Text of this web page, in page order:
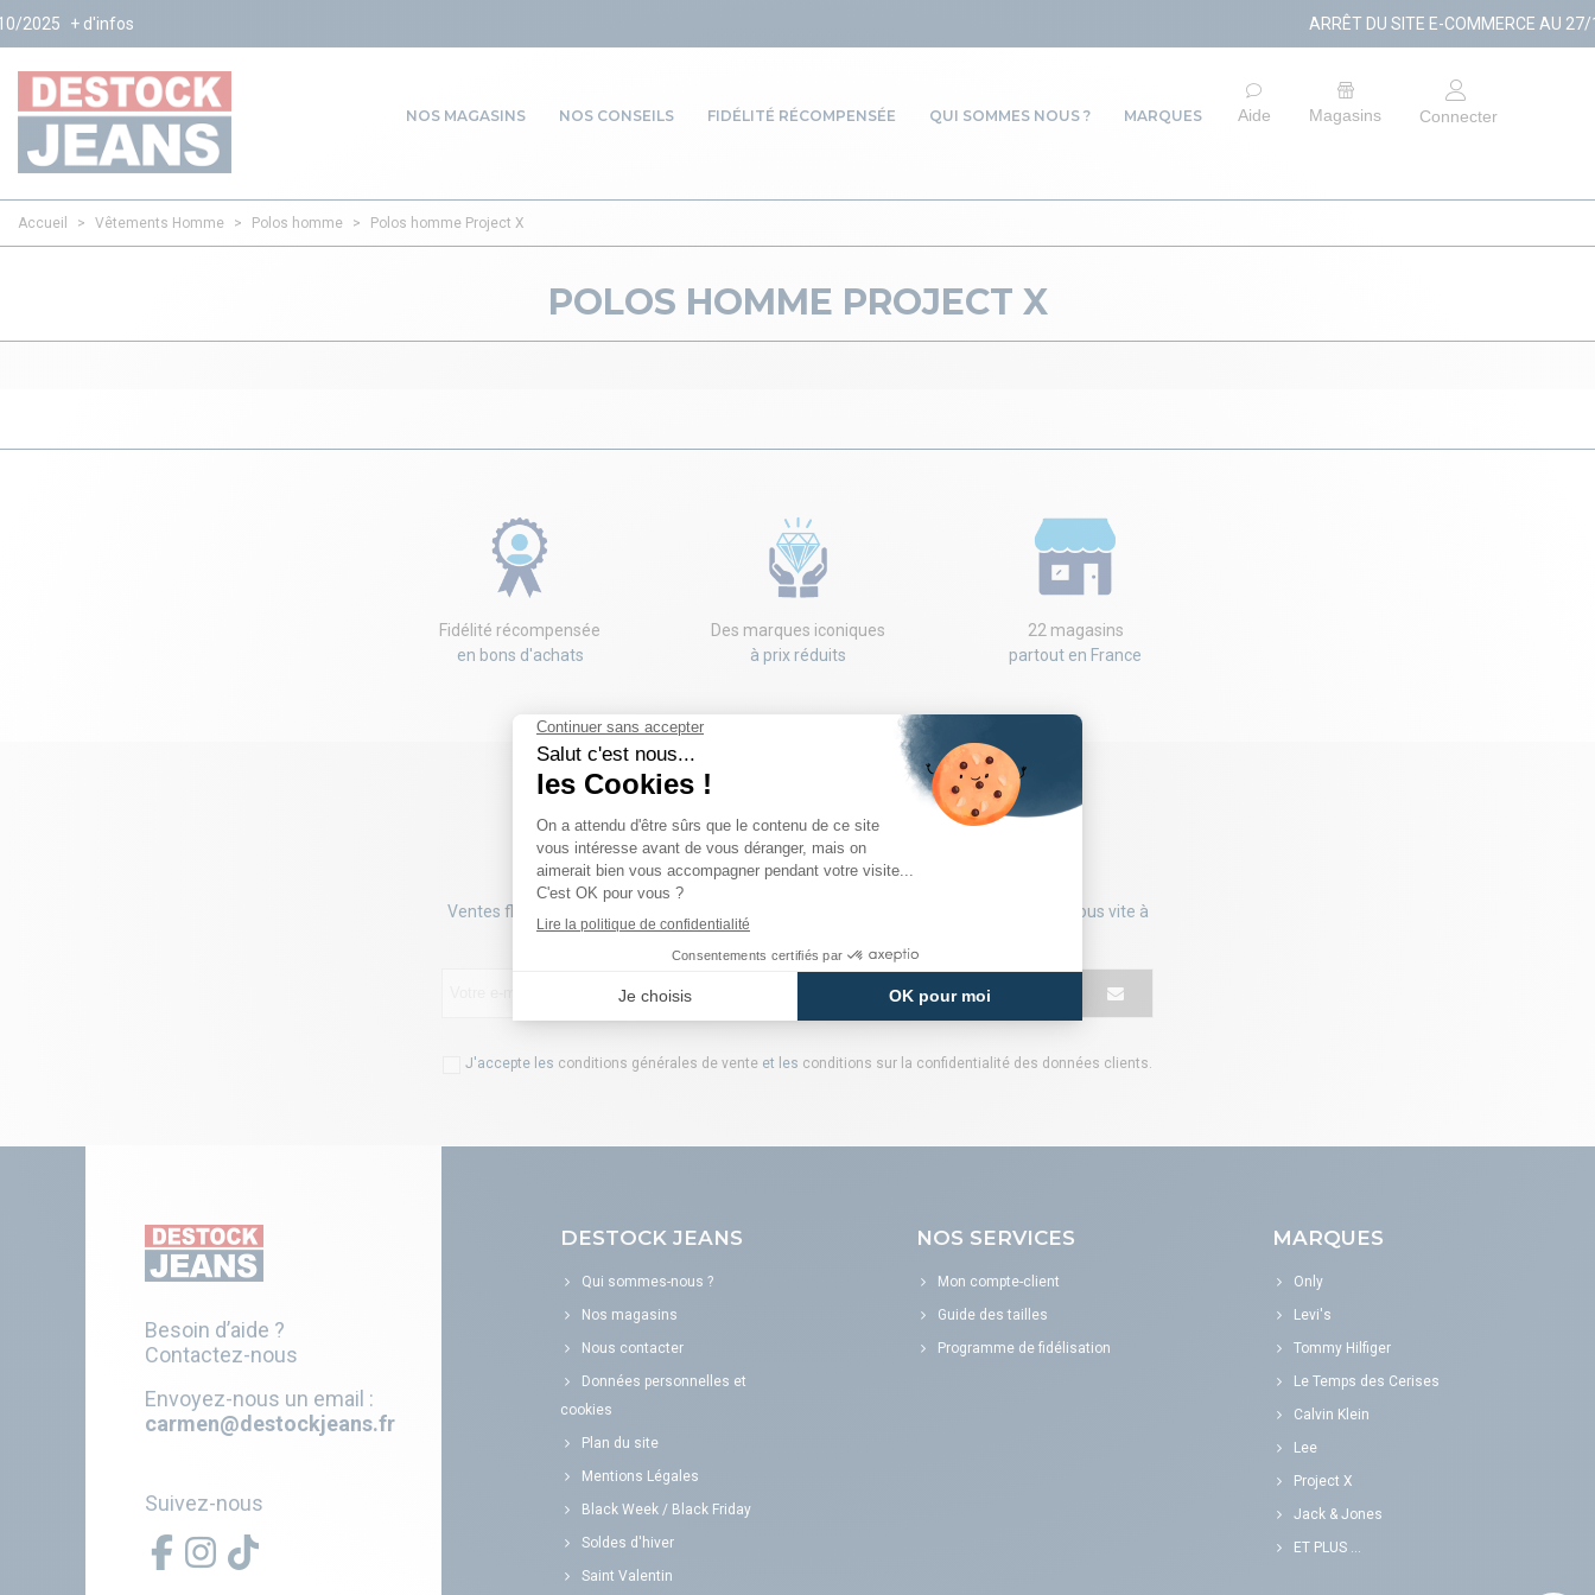
+ d'infos ARRÊT DU SITE E-COMMERCE AU 27/10/
NOS MAGASINS NOS CONSEILS FIDÉLITÉ RÉCOMPENSÉE QUI SOMMES NOUS ? MARQUES Aide Magasins Connecter
Accueil > Vêtements Homme > Polos homme > Polos homme Project X
POLOS HOMME PROJECT X
Fidélité récompensée
en bons d'achats
Des marques iconiques
à prix réduits
22 magasins
partout en France
NEWSLETTER
Ventes flash, codes promo, nouveaux arrivages... rien ne vous échappera! Inscrivez-vous vite à
notre newsletter pour recevoir votre code!
J'accepte les conditions générales de vente et les conditions sur la confidentialité des données clients
Besoin d’aide ?
Contactez-nous
Envoyez-nous un email :
carmen@destockjeans.fr
Suivez-nous
DESTOCK JEANS
Qui sommes-nous ?
Nos magasins
Nous contacter
Données personnelles et
cookies
Plan du site
Mentions Légales
Black Week / Black Friday
Soldes d'hiver
Saint Valentin
NOS SERVICES
Mon compte-client
Guide des tailles
Programme de fidélisation
MARQUES
Only
Levi's
Tommy Hilfiger
Le Temps des Cerises
Calvin Klein
Lee
Project X
Jack & Jones
ET PLUS ...